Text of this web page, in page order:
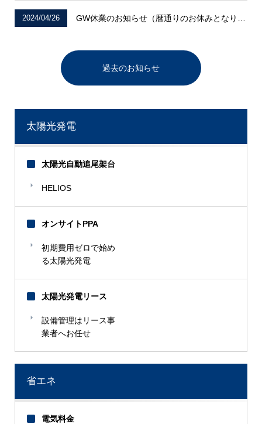
2024/04/26
過去のお知らせ
太陽光発電
太陽光自動追尾架台
HELIOS
オンサイトPPA
初期費用ゼロで始め
る太陽光発電
太陽光発電リース
設備管理はリース事
業者へお任せ
省エネ
電気料金